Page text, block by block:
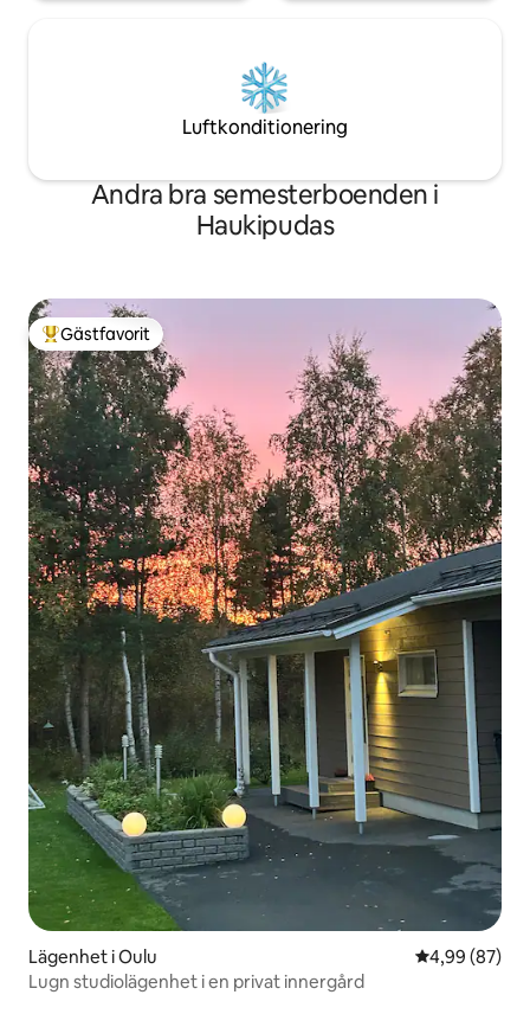
Luftkonditionering
Andra bra semesterboenden i
Haukipudas
Populär gästfavorit
Gästfavorit
Lägenhet i Oulu 4,99 av 5 i
4,99 (87)
Lugn studiolägenhet i en privat innergård